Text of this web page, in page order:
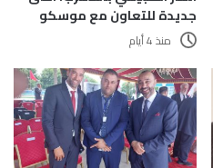
جديدة للتعاون مع موسكو
منذ 4 أيام